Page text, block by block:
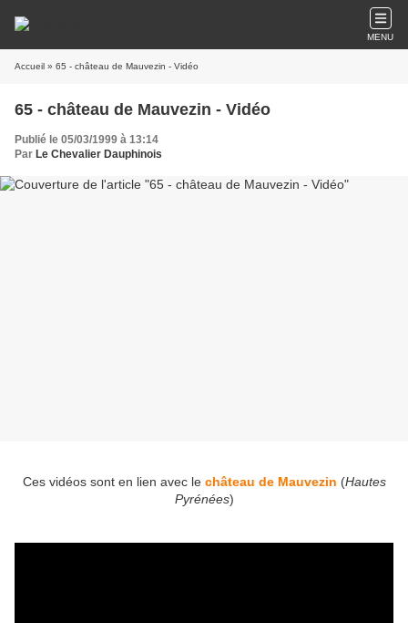
MENU
Accueil » 65 - château de Mauvezin - Vidéo
65 - château de Mauvezin - Vidéo
Publié le 05/03/1999 à 13:14
Par Le Chevalier Dauphinois
Ces vidéos sont en lien avec le château de Mauvezin (Hautes
Pyrénées)